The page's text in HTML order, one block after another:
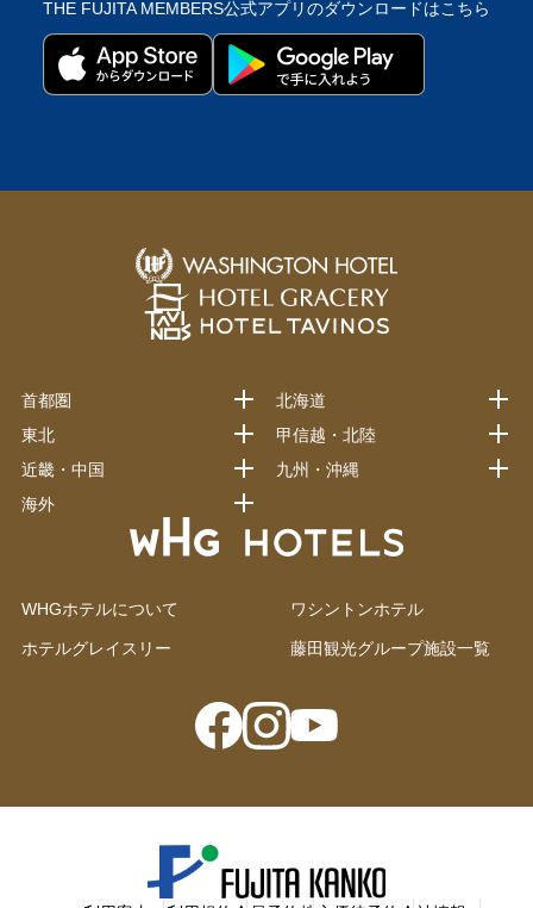
THE FUJITA MEMBERS公式アプリのダウンロードはこちら
WHGホテルについて ワシントンホテル
ホテルグレイスリー 藤田観光グループ施設一覧
首都圏
北海道
東北
甲信越・北陸
近畿・中国
九州・沖縄
海外